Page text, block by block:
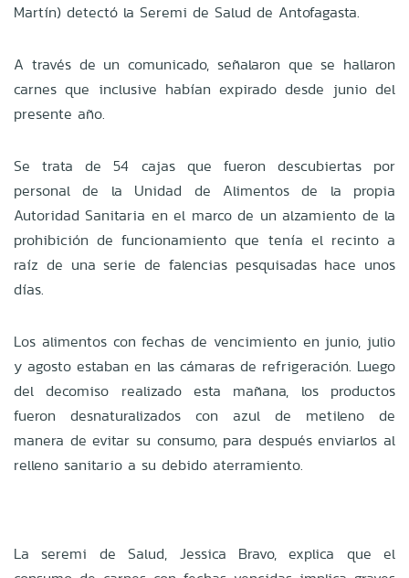
Martín) detectó la Seremi de Salud de Antofagasta.
A través de un comunicado, señalaron que se hallaron
carnes que inclusive habían expirado desde junio del
presente año.
Se trata de 54 cajas que fueron descubiertas por
personal de la Unidad de Alimentos de la propia
Autoridad Sanitaria en el marco de un alzamiento de la
prohibición de funcionamiento que tenía el recinto a
raíz de una serie de falencias pesquisadas hace unos
días.
Los alimentos con fechas de vencimiento en junio, julio
y agosto estaban en las cámaras de refrigeración. Luego
del decomiso realizado esta mañana, los productos
fueron desnaturalizados con azul de metileno de
manera de evitar su consumo, para después enviarlos al
relleno sanitario a su debido aterramiento.
La seremi de Salud, Jessica Bravo, explica que el